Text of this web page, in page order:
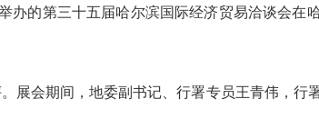
办的第三十五届哈尔滨国际经济贸易洽谈会在
展会期间，地委副书记、行署专员王青伟，行